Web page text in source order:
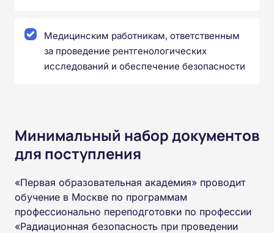
Медицинским работникам, ответственным
за проведение рентгенологических
исследований и обеспечение безопасности
Минимальный набор документов
для поступления
«Первая образовательная академия» проводит
обучение в Москве по программам
профессионально переподготовки по профессии
«Радиационная безопасность при проведении